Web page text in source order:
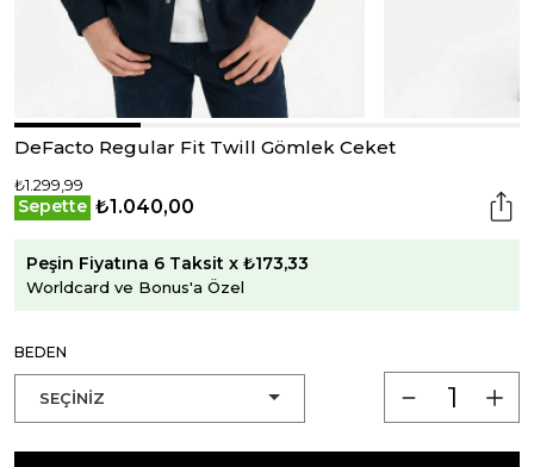
DeFacto Regular Fit Twill Gömlek Ceket
₺1.299,99
Sepette ₺1.040,00
Peşin Fiyatına 6 Taksit x ₺173,33
Worldcard ve Bonus'a Özel
BEDEN